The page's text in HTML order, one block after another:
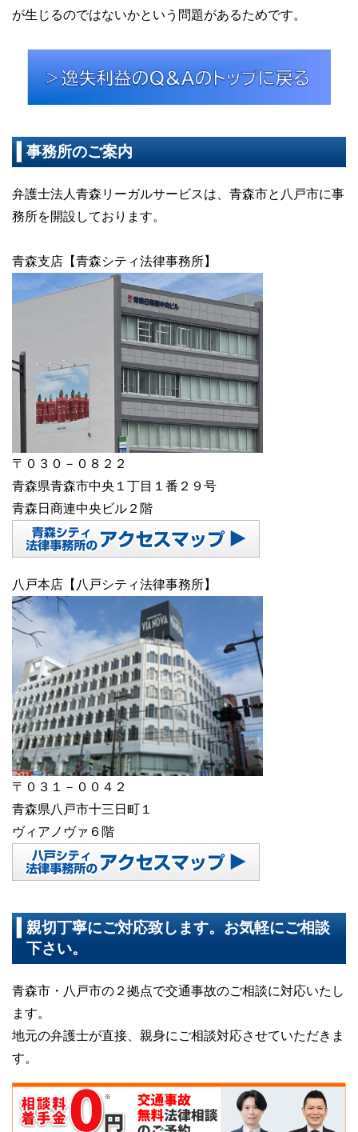
が生じるのではないかという問題があるためです。
事務所のご案内
弁護士法人青森リーガルサービスは、青森市と八戸市に事
務所を開設しております。
青森支店【青森シティ法律事務所】
〒０３０－０８２２
青森県青森市中央１丁目１番２９号
青森日商連中央ビル２階
八戸本店【八戸シティ法律事務所】
〒０３１－００４２
青森県八戸市十三日町１
ヴィアノヴァ６階
親切丁寧にご対応致します。お気軽にご相談
下さい。
青森市・八戸市の２拠点で交通事故のご相談に対応いたし
ます。
地元の弁護士が直接、親身にご相談対応させていただきま
す。